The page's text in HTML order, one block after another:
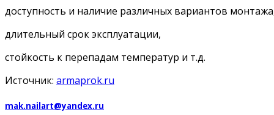
доступность и наличие различных вариантов
длительный срок эксплуатации,
стойкость к перепадам температур и т.д.
Источник: armaprok.ru
mak.nailart@yandex.ru